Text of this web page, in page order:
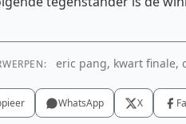
eric pang, kwart finale,
WhatsApp X